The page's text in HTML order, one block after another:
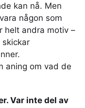
kan nå. Men
någon som
helt andra motiv –
aning om vad de
Var inte del av